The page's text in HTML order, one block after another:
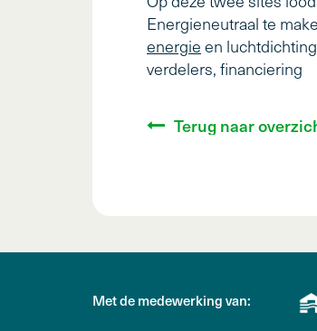
Energieneutraal te
energie en
verdelers, financiering
Terug naar
Met de medewerking van: